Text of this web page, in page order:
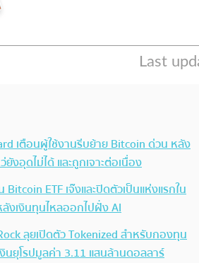
เตือนผู้ใช้งานรีบย้าย Bitcoin ด่วน หลัง
ยังอุดไม่ได้ และถูกเจาะต่อเนื่อง
ETF เจ๊งและปิดตัวเป็นแห่งแรกใน
งเงินทุนไหลออกไปฝั่ง AI
ลุยเปิดตัว Tokenized สำหรับกองทุน
นยุโรปมูลค่า 3.11 แสนล้านดอลลาร์